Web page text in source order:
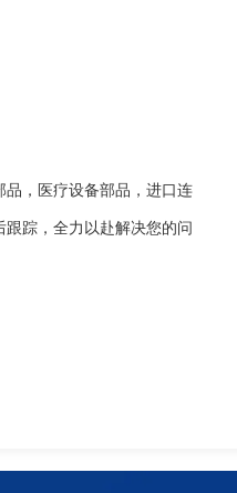
，医疗设备部品，进口连
踪，全力以赴解决您的问